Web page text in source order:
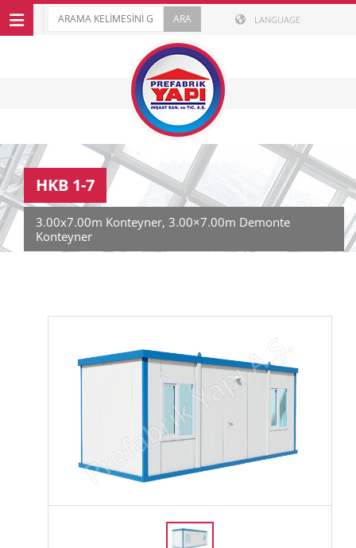
LANGUAGE
HKB 1-7
3.00x7.00m Konteyner, 3.00×7.00m Demonte
Konteyner